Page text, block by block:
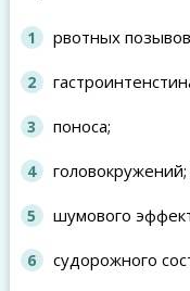
рвотных
поноса;
головокружений;
шумового
судорожного